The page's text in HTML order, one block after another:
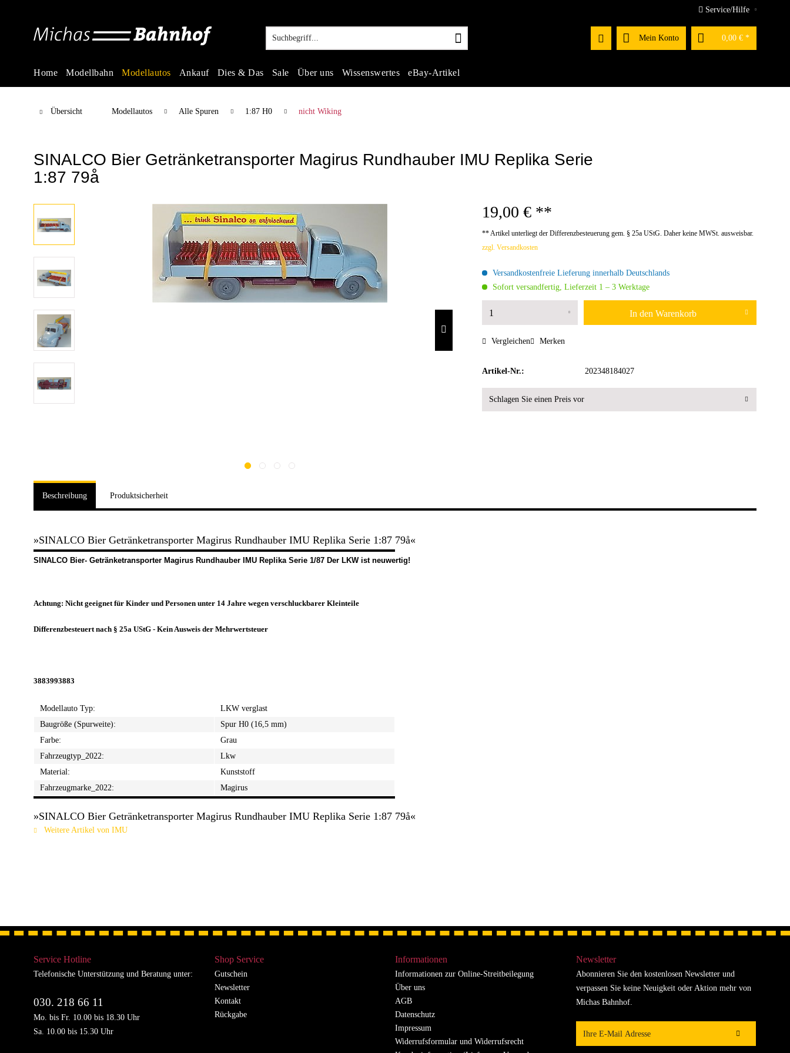
Service/Hilfe
Mein Konto 0,00 € *
Home Modellbahn Modellautos Ankauf Dies & Das Sale Über uns Wissenswertes eBay-Artikel
Übersicht Modellautos Alle Spuren 1:87 H0 nicht Wiking
SINALCO Bier Getränketransporter Magirus Rundhauber IMU Replika Serie
1:87 79å
19,00 € **
** Artikel unterliegt der Differenzbesteuerung gem. § 25a UStG. Daher keine MWSt. ausweisbar.
zzgl. Versandkosten
Versandkostenfreie Lieferung innerhalb Deutschlands
Sofort versandfertig, Lieferzeit 1 – 3 Werktage
In den Warenkorb
Vergleichen Merken
Artikel-Nr.: 202348184027
Schlagen Sie einen Preis vor
Beschreibung Produktsicherheit
»SINALCO Bier Getränketransporter Magirus Rundhauber IMU Replika Serie 1:87 79å«
SINALCO Bier- Getränketransporter Magirus Rundhauber IMU Replika Serie 1/87 Der LKW ist neuwertig!
Achtung: Nicht geeignet für Kinder und Personen unter 14 Jahre wegen verschluckbarer Kleinteile
Differenzbesteuert nach § 25a UStG - Kein Ausweis der Mehrwertsteuer
3883993883
Modellauto Typ:
LKW verglast
Baugröße (Spurweite):
Spur H0 (16,5 mm)
Farbe:
Grau
Fahrzeugtyp_2022:
Lkw
Material:
Kunststoff
Fahrzeugmarke_2022:
Magirus
»SINALCO Bier Getränketransporter Magirus Rundhauber IMU Replika Serie 1:87 79å«
Weitere Artikel von IMU
Service Hotline
Telefonische Unterstützung und Beratung unter:
030. 218 66 11
Mo. bis Fr. 10.00 bis 18.30 Uhr
Sa. 10.00 bis 15.30 Uhr
Shop Service
Gutschein
Newsletter
Kontakt
Rückgabe
Informationen
Informationen zur Online-Streitbeilegung
Über uns
AGB
Datenschutz
Impressum
Widerrufsformular und Widerrufsrecht
Newsletter
Abonnieren Sie den kostenlosen Newsletter und
verpassen Sie keine Neuigkeit oder Aktion mehr von
Michas Bahnhof.